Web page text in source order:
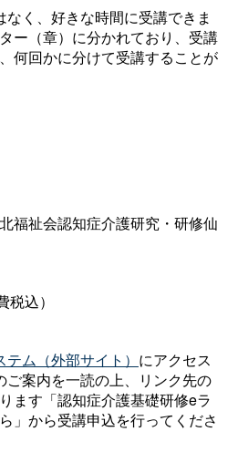
く、好きな時間に受講できま
ー（章）に分かれており、受講
何回かに分けて受講することが
福祉会認知症介護研究・研修仙
込）
ム（外部サイト） にアクセス
ご案内を一読の上、リンク先の
ます「認知症介護基礎研修eラ
」から受講申込を行ってくださ